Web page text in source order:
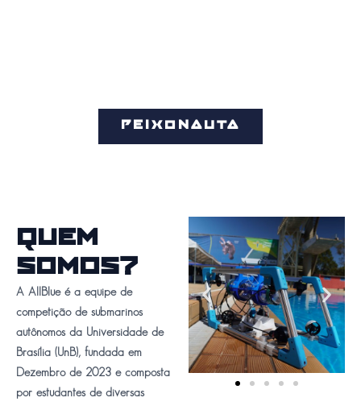
PEIXONAUTA
QUEM
SOMOS?
A AllBlue é a equipe de
competição de submarinos
autônomos da Universidade de
Brasília (UnB), fundada em
Dezembro de 2023 e composta
por estudantes de diversas